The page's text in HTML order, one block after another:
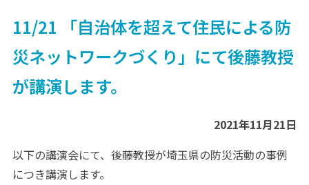
11/21 「自治体を超えて住民による防
災ネットワークづくり」にて後藤教授
が講演します。
2021年11月21日
以下の講演会にて、後藤教授が埼玉県の防災活動の事例
につき講演します。